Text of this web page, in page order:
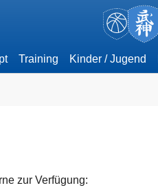
Training Kinder / Jugend
zur Verfügung: